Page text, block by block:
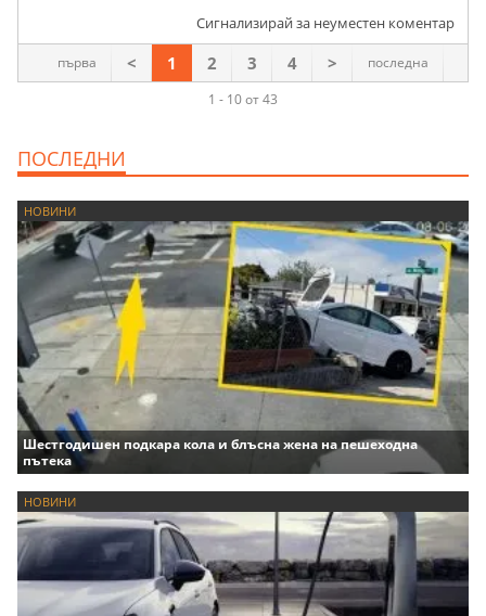
Сигнализирай за неуместен коментар
1 - 10 от 43
първа < 1 2 3 4 > последна
ПОСЛЕДНИ
НОВИНИ
Шестгодишен подкара кола и блъсна жена на пешеходна
пътека
НОВИНИ